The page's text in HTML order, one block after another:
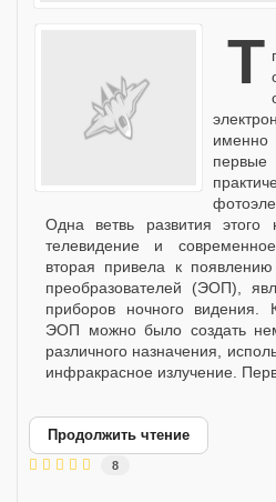
Тридцатые годы
именно
Одна ветвь развития этого
телевидение и
вторая привела к появлению
преобразователей (ЭОП),
приборов ночного видения.
ЭОП можно было создать
различного назначения,
инфракрасное излучение.
Продолжить чтение
8